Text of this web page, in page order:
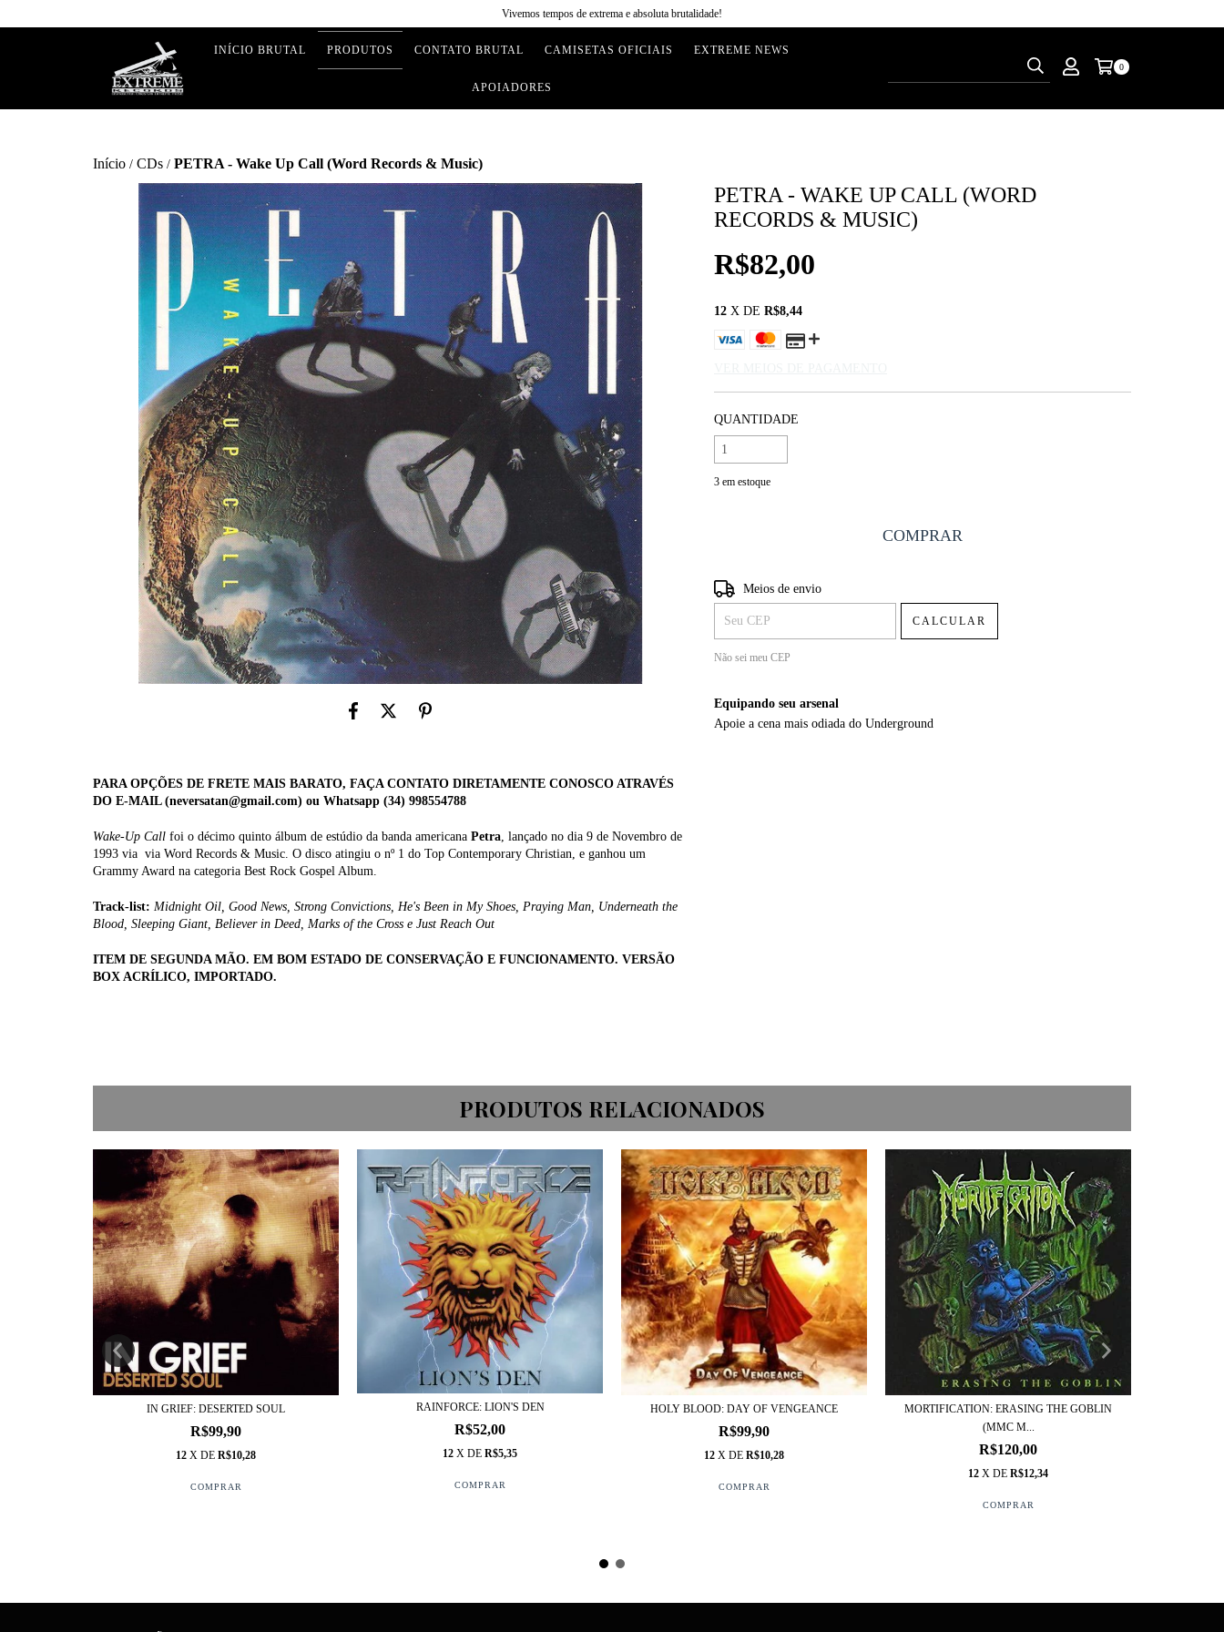
Vivemos tempos de extrema e absoluta brutalidade!
INÍCIO BRUTAL PRODUTOS CONTATO BRUTAL CAMISETAS OFICIAIS EXTREME NEWS
APOIADORES
0
Início / CDs / PETRA - Wake Up Call (Word Records & Music)
PARA OPÇÕES DE FRETE MAIS BARATO, FAÇA CONTATO DIRETAMENTE CONOSCO ATRAVÉS
DO E-MAIL (neversatan@gmail.com) ou Whatsapp (34) 998554788
Wake-Up Call foi o décimo quinto álbum de estúdio da banda americana Petra, lançado no dia 9 de Novembro de
1993 via via Word Records & Music. O disco atingiu o nº 1 do Top Contemporary Christian, e ganhou um
Grammy Award na categoria Best Rock Gospel Album.
Track-list: Midnight Oil, Good News, Strong Convictions, He's Been in My Shoes, Praying Man, Underneath the
Blood, Sleeping Giant, Believer in Deed, Marks of the Cross e Just Reach Out
ITEM DE SEGUNDA MÃO. EM BOM ESTADO DE CONSERVAÇÃO E FUNCIONAMENTO. VERSÃO
BOX ACRÍLICO, IMPORTADO.
PETRA - WAKE UP CALL (WORD
RECORDS & MUSIC)
R$82,00
12 X DER$8,44
QUANTIDADE
3 em estoque
Entregas para o CEP:
Meios de envio
CALCULAR
Não sei meu CEP
Equipando seu arsenal
Apoie a cena mais odiada do Underground
PRODUTOS RELACIONADOS
IN GRIEF: DESERTED SOUL
R$99,90
12 X DE R$10,28
RAINFORCE: LION'S DEN
R$52,00
12 X DE R$5,35
HOLY BLOOD: DAY OF VENGEANCE
R$99,90
12 X DE R$10,28
MORTIFICATION: ERASING THE GOBLIN
(MMC M...
R$120,00
12 X DE R$12,34